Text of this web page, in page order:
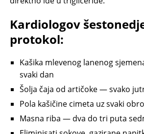
Kardiologov
protokol:
Kašika mlevenog lanenog
svaki dan
Šolja čaja od artičoke — svako
Pola kašičine cimeta uz svaki
Masna riba — dva do tri puta